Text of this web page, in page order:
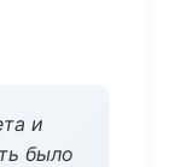
и
было